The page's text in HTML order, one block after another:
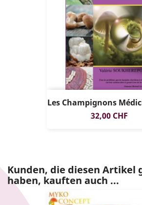
Les Champignons
Preis
32,00 CHF
Kunden, die diesen Artikel
haben, kauften auch ...